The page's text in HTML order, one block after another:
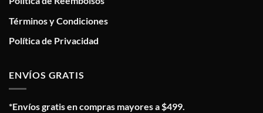
Términos y Condiciones
Política de Privacidad
ENVÍOS GRATIS
*Envíos gratis en compras mayores a $499.